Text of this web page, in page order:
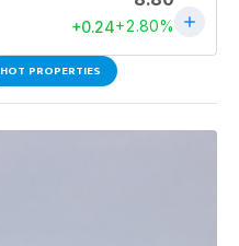
HOT PROPERTIES